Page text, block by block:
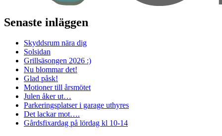
Senaste inläggen
Skyddsrum nära dig
Solsidan
Grillsäsongen 2026 :)
Nu blommar det!
Glad påsk!
Motioner till årsmötet
Julen åker ut…
Parkeringsplatser i garage uthyres
Det lackar mot….
Gårdsfixardag på lördag kl 10-14